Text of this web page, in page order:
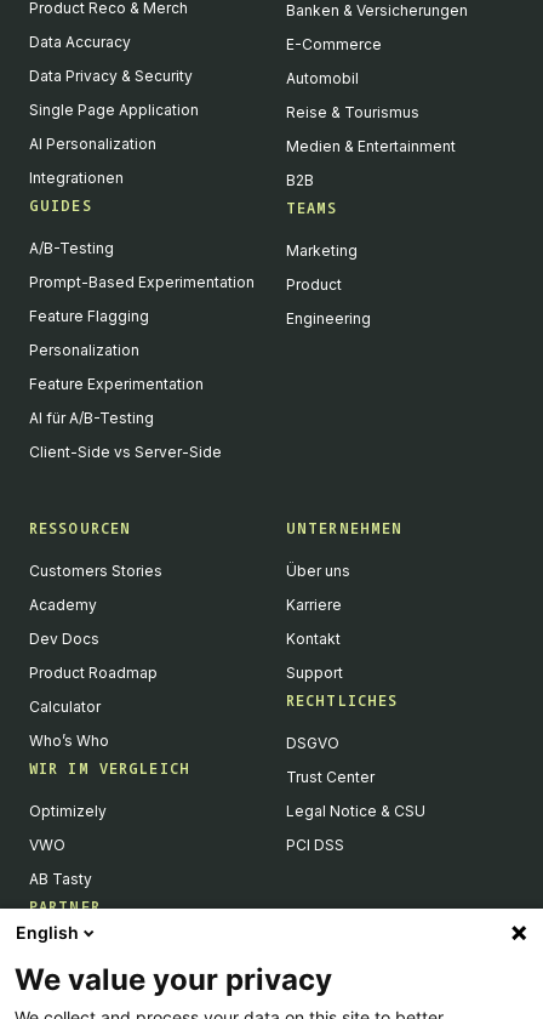
Product Reco & Merch
Data Accuracy
Data Privacy & Security
Single Page Application
AI Personalization
Integrationen
GUIDES
A/B-Testing
Prompt-Based Experimentation
Feature Flagging
Personalization
Feature Experimentation
AI für A/B-Testing
Client-Side vs Server-Side
Banken & Versicherungen
E-Commerce
Automobil
Reise & Tourismus
Medien & Entertainment
B2B
TEAMS
Marketing
Product
Engineering
RESSOURCEN
Customers Stories
Academy
Dev Docs
Product Roadmap
Calculator
Who’s Who
WIR IM VERGLEICH
Optimizely
VWO
AB Tasty
PARTNER
Become a Partner
UNTERNEHMEN
Über uns
Karriere
Kontakt
Support
RECHTLICHES
DSGVO
Trust Center
Legal Notice & CSU
PCI DSS
English
We value your privacy